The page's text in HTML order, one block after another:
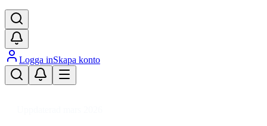
Logga inSkapa konto